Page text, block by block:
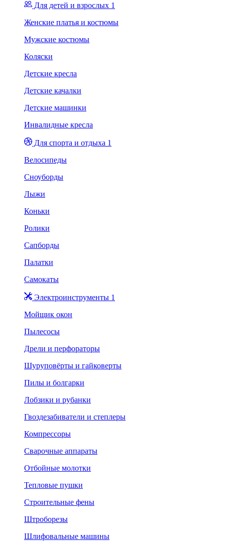
Для детей и взрослых 1
Женские платья и костюмы
Мужские костюмы
Коляски
Детские кресла
Детские качалки
Детские машинки
Инвалидные кресла
Для спорта и отдыха 1
Велосипеды
Сноуборды
Лыжи
Коньки
Ролики
Сапборды
Палатки
Самокаты
Электроинструменты 1
Мойщик окон
Пылесосы
Дрели и перфораторы
Шуруповёрты и гайковерты
Пилы и болгарки
Лобзики и рубанки
Гвоздезабиватели и степлеры
Компрессоры
Сварочные аппараты
Отбойные молотки
Тепловые пушки
Строительные фены
Штроборезы
Шлифовальные машины